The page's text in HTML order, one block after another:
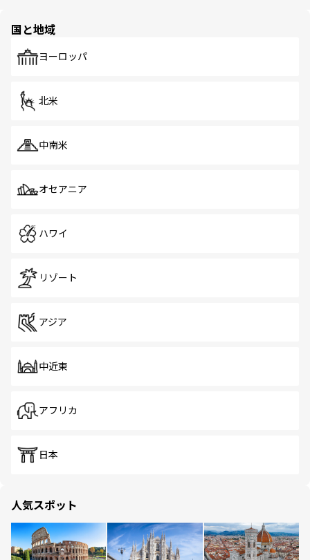
で、ホーカーズは地元の風情を楽しめる外せないスポット
国と地域
ヨーロッパ
北米
中南米
オセアニア
ハワイ
リゾート
アジア
中近東
アフリカ
日本
人気スポット